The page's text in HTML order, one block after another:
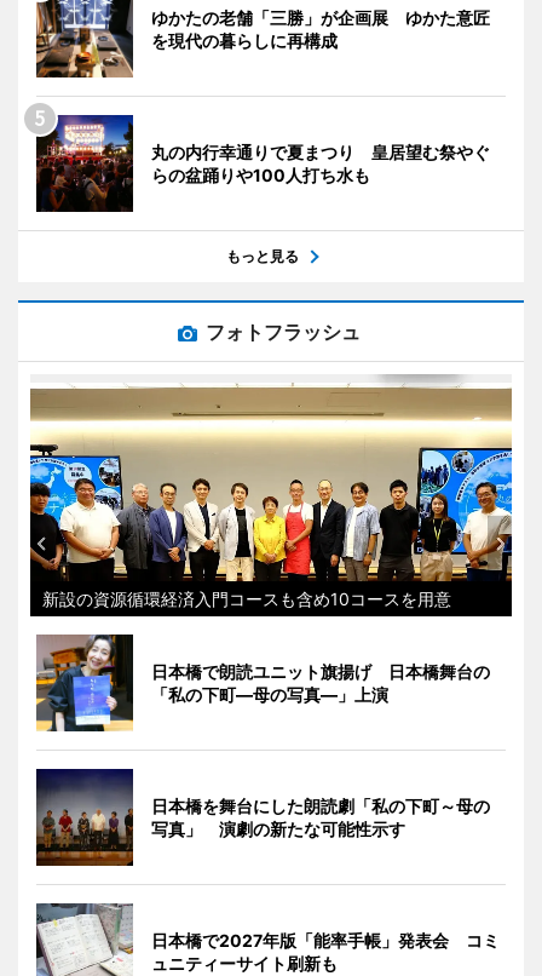
ゆかたの老舗「三勝」が企画展 ゆかた意匠
を現代の暮らしに再構成
丸の内行幸通りで夏まつり 皇居望む祭やぐ
らの盆踊りや100人打ち水も
もっと見る
フォトフラッシュ
新設の資源循環経済入門コースも含め10コースを用意
日本橋で朗読ユニット旗揚げ 日本橋舞台の
「私の下町―母の写真―」上演
日本橋を舞台にした朗読劇「私の下町～母の
写真」 演劇の新たな可能性示す
日本橋で2027年版「能率手帳」発表会 コミ
ュニティーサイト刷新も